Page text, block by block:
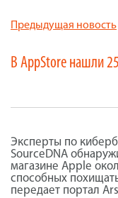
Предыдущая новость
В AppStore нашли
Эксперты по
SourceDNA
магазине Apple
способных
передает портал